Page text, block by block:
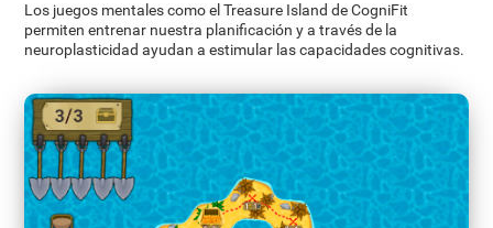
Los juegos mentales como el Treasure Island de CogniFit
permiten entrenar nuestra planificación y a través de la
neuroplasticidad ayudan a estimular las capacidades cognitivas.